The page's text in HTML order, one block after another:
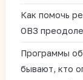
Как помочь
ОВЗ
Программы
бывают, кто